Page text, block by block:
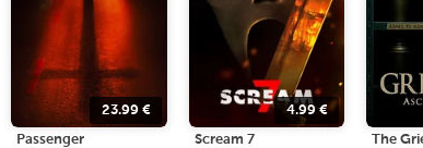
23.99€
Passenger
4.99 €
Scream 7 The